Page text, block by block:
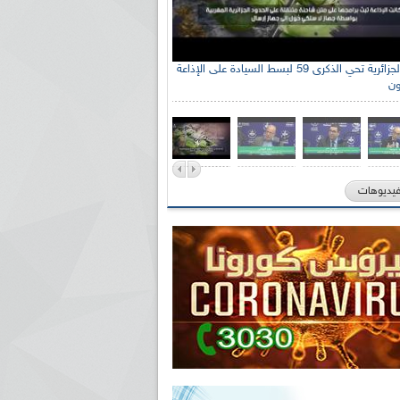
الإذاعة الجزائرية تحي الذكرى 59 لبسط السيادة على الإذاعة